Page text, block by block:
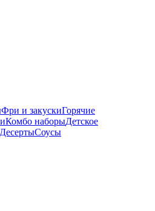
Фри и закускиГорячие
Комбо наборыДетское
ДесертыСоусы